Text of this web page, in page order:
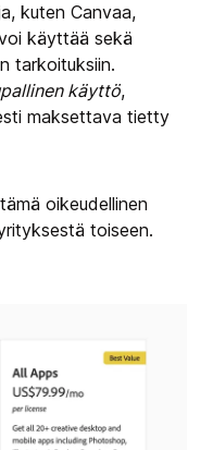
kuten Canvaa,
käyttää sekä
tarkoituksiin.
käyttö,
maksettava tietty
oikeudellinen
toiseen.